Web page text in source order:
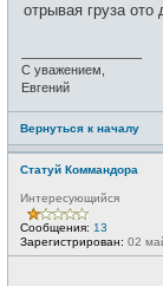
отрывая груза
С уважением,
Евгений
Вернуться к началу
Статуй Коммандора
Интересующийся
Сообщения: 13
Зарегистрирован: 02